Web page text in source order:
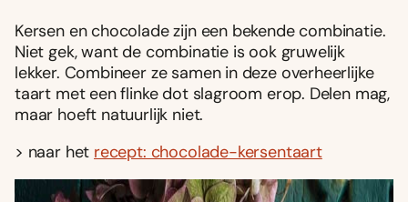
Kersen en chocolade zijn een bekende combinatie.
Niet gek, want de combinatie is ook gruwelijk
lekker. Combineer ze samen in deze overheerlijke
taart met een flinke dot slagroom erop. Delen mag,
maar hoeft natuurlijk niet.
> naar het recept: chocolade-kersentaart